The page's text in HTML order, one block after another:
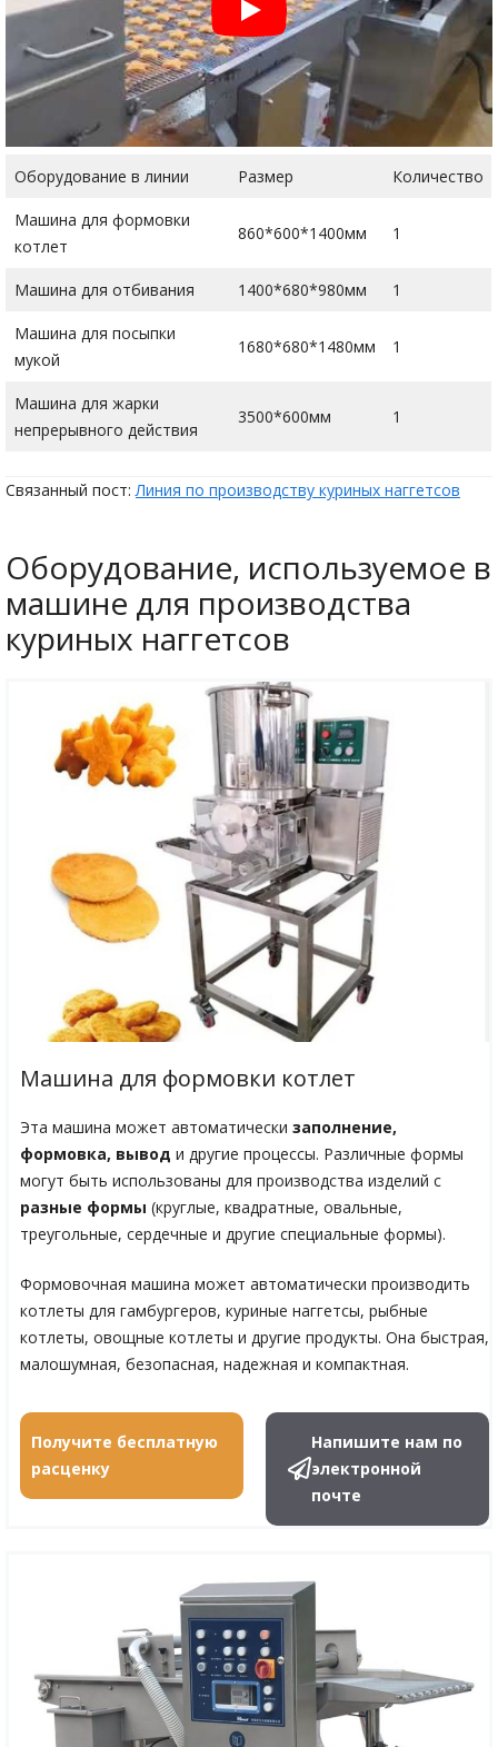
Оборудование в линии Размер Количество
Машина для формовки
котлет
860*600*1400мм 1
Машина для отбивания 1400*680*980мм 1
Машина для посыпки
мукой
1680*680*1480мм 1
Машина для жарки
непрерывного действия
3500*600мм 1
Связанный пост:Линия по производству куриных наггетсов
Оборудование, используемое в
машине для производства
куриных наггетсов
Машина для формовки котлет
Эта машина может автоматически заполнение,
формовка, вывод и другие процессы. Различные формы
могут быть использованы для производства изделий с
разные формы (круглые, квадратные, овальные,
треугольные, сердечные и другие специальные формы).
Формовочная машина может автоматически производить
котлеты для гамбургеров, куриные наггетсы, рыбные
котлеты, овощные котлеты и другие продукты. Она быстрая,
малошумная, безопасная, надежная и компактная.
Получите бесплатную
расценку
Напишите нам по
электронной
почте